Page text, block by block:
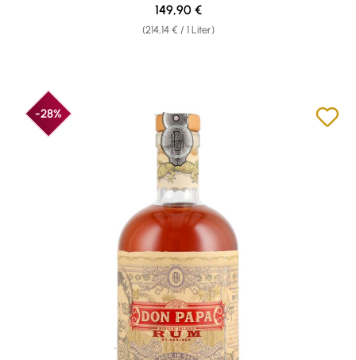
(214,14 € / 1 Liter)
Regulärer Preis:
149,90 €
-28%